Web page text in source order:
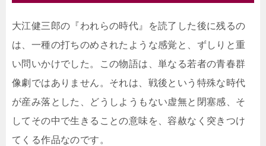
大江健三郎の『われらの時代』を読了した後に残るの
は、一種の打ちのめされたような感覚と、ずしりと重
い問いかけでした。この物語は、単なる若者の青春群
像劇ではありません。それは、戦後という特殊な時代
が産み落とした、どうしようもない虚無と閉塞感、そ
してその中で生きることの意味を、容赦なく突きつけ
てくる作品なのです。